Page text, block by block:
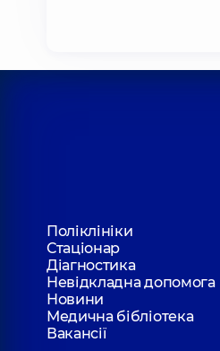
Поліклініки
Стаціонар
Діагностика
Невідкладна допомога
Новини
Медична бібліотека
Вакансії